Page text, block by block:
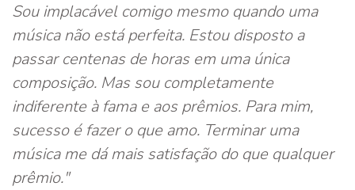
Sou implacável comigo mesmo quando uma
música não está perfeita. Estou disposto a
passar centenas de horas em uma única
composição. Mas sou completamente
indiferente à fama e aos prêmios. Para mim,
sucesso é fazer o que amo. Terminar uma
música me dá mais satisfação do que qualquer
prêmio."